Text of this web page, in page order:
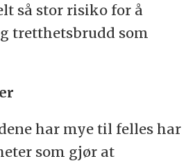
så stor risiko for å
tretthetsbrudd som
har mye til felles har
som gjør at